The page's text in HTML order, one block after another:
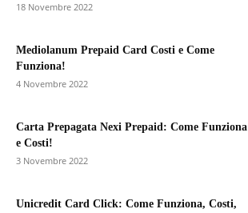
18 Novembre 2022
Mediolanum Prepaid Card Costi e Come
Funziona!
4 Novembre 2022
Carta Prepagata Nexi Prepaid: Come Funziona
e Costi!
3 Novembre 2022
Unicredit Card Click: Come Funziona, Costi,